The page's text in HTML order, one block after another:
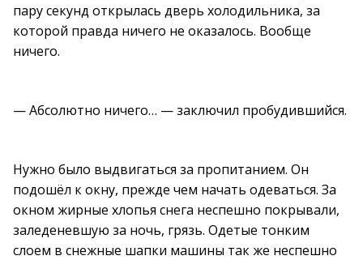
пару секунд открылась дверь холодильника, за
которой правда ничего не оказалось. Вообще
ничего.
— Абсолютно ничего… — заключил пробудившийся.
Нужно было выдвигаться за пропитанием. Он
подошёл к окну, прежде чем начать одеваться. За
окном жирные хлопья снега неспешно покрывали,
заледеневшую за ночь, грязь. Одетые тонким
слоем в снежные шапки машины так же неспешно